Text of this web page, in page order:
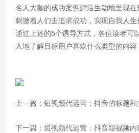
名人大咖的成功案例鲜活生动地呈现
刺激着人们去追求成功，实现自我人生
通过上述的5个诱导方式，各位读者可
入地了解目标用户喜欢什么类型的内容
上一篇：短视频代运营：抖音的标题
下一篇：短视频代运营：抖音短视频